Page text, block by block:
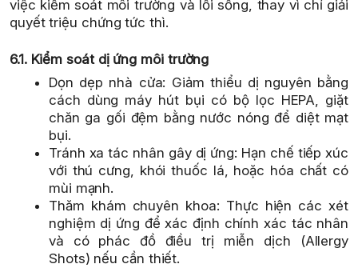
việc kiểm soát môi trường và lối sống, thay vì chỉ giải
quyết triệu chứng tức thì.
6.1. Kiểm soát dị ứng môi trường
Dọn dẹp nhà cửa: Giảm thiểu dị nguyên bằng
cách dùng máy hút bụi có bộ lọc HEPA, giặt
chăn ga gối đệm bằng nước nóng để diệt mạt
bụi.
Tránh xa tác nhân gây dị ứng: Hạn chế tiếp xúc
với thú cưng, khói thuốc lá, hoặc hóa chất có
mùi mạnh.
Thăm khám chuyên khoa: Thực hiện các xét
nghiệm dị ứng để xác định chính xác tác nhân
và có phác đồ điều trị miễn dịch (Allergy
Shots) nếu cần thiết.